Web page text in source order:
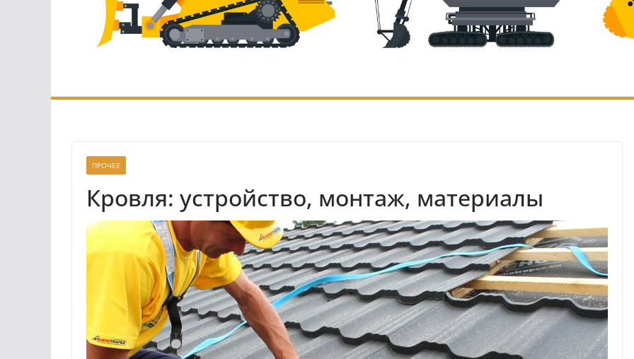
ПРОЧЕЕ
Кровля: устройство, монтаж, материалы